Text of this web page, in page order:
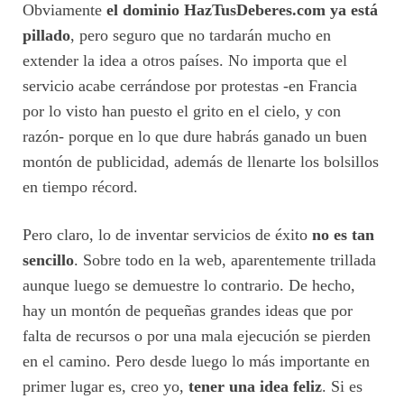
Obviamente el dominio HazTusDeberes.com ya está
pillado, pero seguro que no tardarán mucho en
extender la idea a otros países. No importa que el
servicio acabe cerrándose por protestas -en Francia
por lo visto han puesto el grito en el cielo, y con
razón- porque en lo que dure habrás ganado un buen
montón de publicidad, además de llenarte los bolsillos
en tiempo récord.
Pero claro, lo de inventar servicios de éxito no es tan
sencillo. Sobre todo en la web, aparentemente trillada
aunque luego se demuestre lo contrario. De hecho,
hay un montón de pequeñas grandes ideas que por
falta de recursos o por una mala ejecución se pierden
en el camino. Pero desde luego lo más importante en
primer lugar es, creo yo, tener una idea feliz. Si es